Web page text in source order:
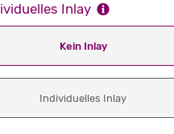
Inlay
Kein Inlay
Individuelles Inlay